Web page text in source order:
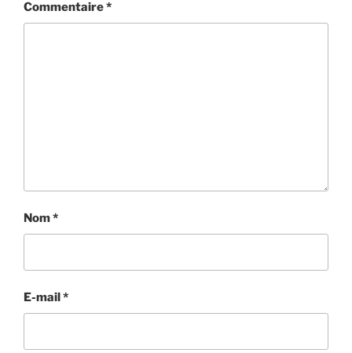
Commentaire*
Nom*
E-mail*